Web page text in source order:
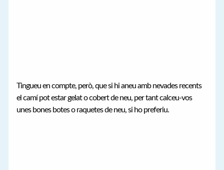
Tingueu en compte, però, que si hi aneu amb nevades recents
el camí pot estar gelat o cobert de neu, per tant calceu-vos
unes bones botes o raquetes de neu, si ho preferiu.